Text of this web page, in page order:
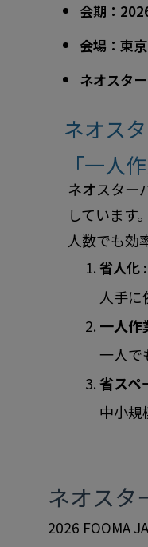
会期：
会場： 東
ネオスタ
ネオス
「一人
ネオスター
しています
人数でも効
省人化 :
人手に
一人作
一人で
省スペ
中小規
ネオスタ
2026 FOOMA